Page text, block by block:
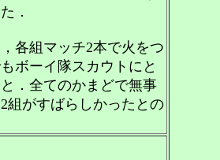
．
各組マッチ2本で火をつ
ボーイ隊スカウトにと
．全てのかまどで無事
組がすばらしかったとの